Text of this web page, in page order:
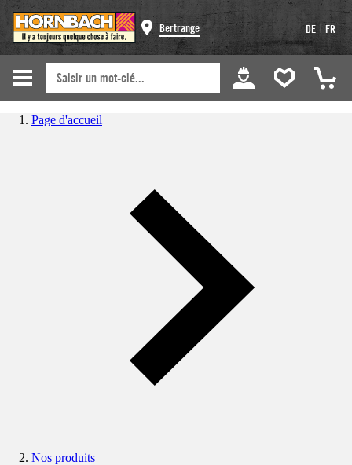
Bertrange DE | FR
Page d'accueil
Nos produits